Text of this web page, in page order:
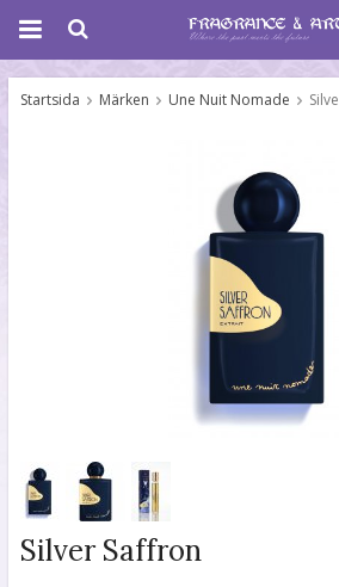
Startsida Märken Une Nuit Nomade
Silver Saffron